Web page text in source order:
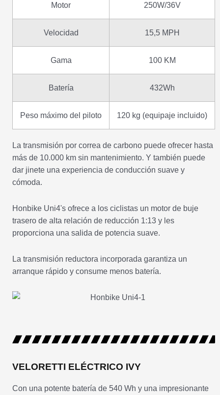
Motor 250W/36V
Velocidad 15,5 MPH
Gama 100 KM
Batería 432Wh
Peso máximo del piloto 120 kg (equipaje incluido)
La transmisión por correa de carbono puede ofrecer hasta
más de 10.000 km sin mantenimiento. Y también puede
dar jinete una experiencia de conducción suave y
cómoda.
Honbike Uni4's ofrece a los ciclistas un motor de buje
trasero de alta relación de reducción 1:13 y les
proporciona una salida de potencia suave.
La transmisión reductora incorporada garantiza un
arranque rápido y consume menos batería.
VELORETTI ELÉCTRICO IVY
Con una potente batería de 540 Wh y una impresionante